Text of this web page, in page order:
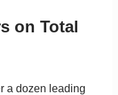
on Total
a dozen leading